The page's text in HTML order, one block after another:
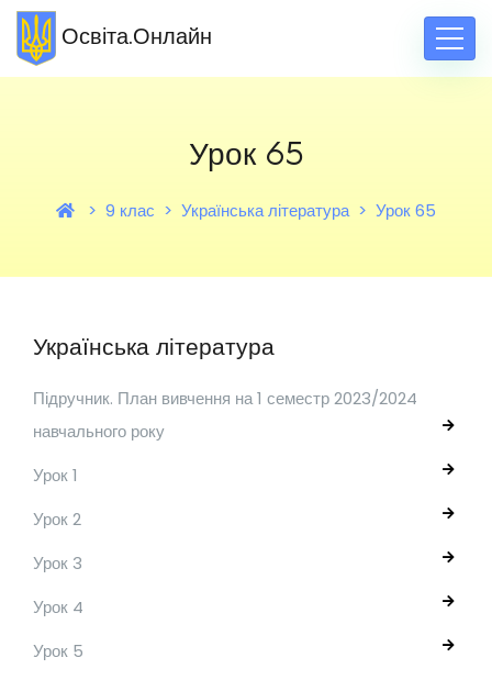
Освіта.Онлайн
Урок 65
9 клас Українська література Урок 65
Українська література
Підручник. План вивчення на 1 семестр 2023/2024
навчального року
Урок 1
Урок 2
Урок 3
Урок 4
Урок 5